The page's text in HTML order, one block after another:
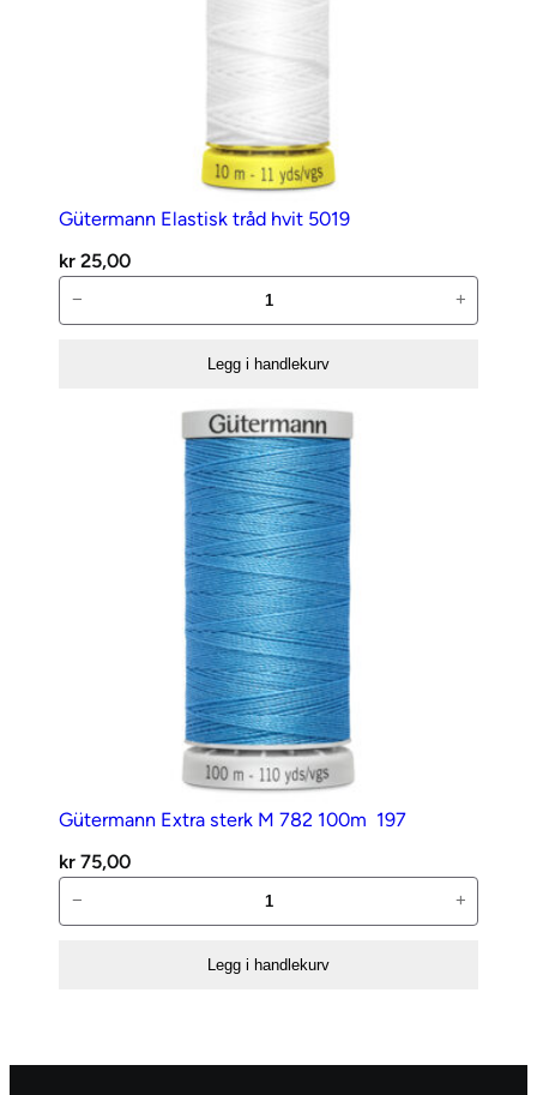
Gütermann Elastisk tråd hvit 5019
kr 25,00
Elastisk
− +
Legg i handlekurv
Gütermann Extra sterk M 782 100m  197
kr 75,00
Extra
− +
Legg i handlekurv